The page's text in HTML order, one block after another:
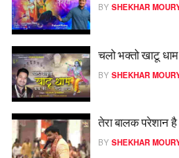
BY SHEKHAR
चलो भक्तो खाटू
BY SHEKHAR
तेरा बालक परेशान
BY SHEKHAR